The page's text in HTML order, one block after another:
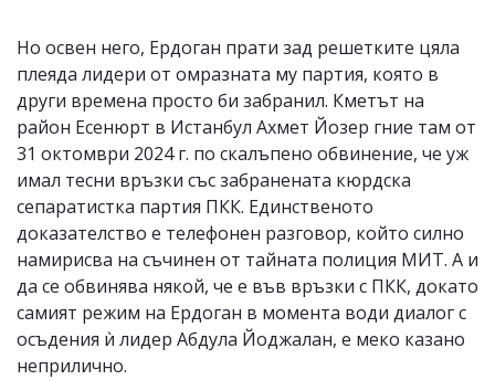
Но освен него, Ердоган прати зад решетките цяла
плеяда лидери от омразната му партия, която в
други времена просто би забранил. Кметът на
район Есенюрт в Истанбул Ахмет Йозер гние там от
31 октомври 2024 г. по скалъпено обвинение, че уж
имал тесни връзки със забранената кюрдска
сепаратистка партия ПКК. Единственото
доказателство е телефонен разговор, който силно
намирисва на съчинен от тайната полиция МИТ. А и
да се обвинява някой, че е във връзки с ПКК, докато
самият режим на Ердоган в момента води диалог с
осъдения ѝ лидер Абдула Йоджалан, е меко казано
неприлично.